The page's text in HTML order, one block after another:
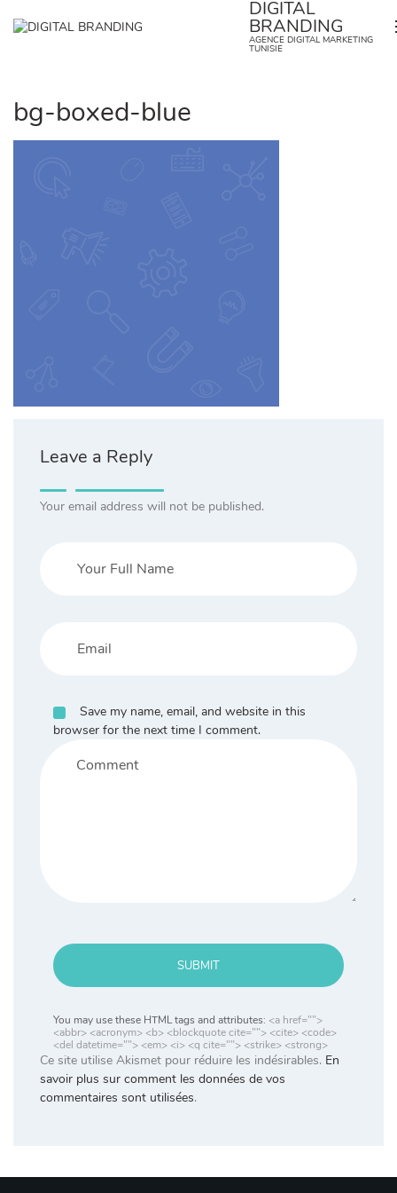
DIGITAL
BRANDING
AGENCE DIGITAL MARKETING
TUNISIE
bg-boxed-blue
Leave a Reply
Your email address will not be published.
Save my name, email, and website in this
browser for the next time I comment.
SUBMIT
You may use these HTML tags and attributes: <a href="">
<abbr> <acronym> <b> <blockquote cite=""> <cite> <code>
<del datetime=""> <em> <i> <q cite=""> <strike> <strong>
Ce site utilise Akismet pour réduire les indésirables. En
savoir plus sur comment les données de vos
commentaires sont utilisées.